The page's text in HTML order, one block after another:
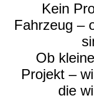
Kein
Fahrzeug –
Ob
Projekt –
die